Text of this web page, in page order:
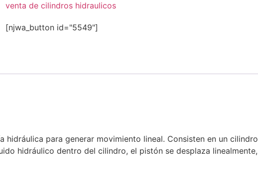
venta de cilindros hidraulicos
[njwa_button id="5549"]
para generar movimiento lineal. Consisten en un cilindro
hidráulico dentro del cilindro, el pistón se desplaza linealmente,